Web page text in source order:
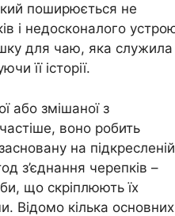
поширюється не
і недосконалого
для чаю, яка служила
її історії.
або змішаної з
воно робить
на підкресленій
з’єднання черепків –
що скріплюють їх
Відомо кілька основних